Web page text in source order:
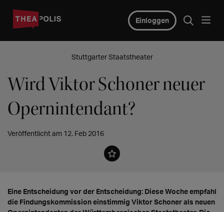
Einloggen
Stuttgarter Staatstheater
Wird Viktor Schoner neuer
Opernintendant?
Veröffentlicht am 12. Feb 2016
Eine Entscheidung vor der Entscheidung: Diese Woche empfahl
die Findungskommission einstimmig Viktor Schoner als neuen